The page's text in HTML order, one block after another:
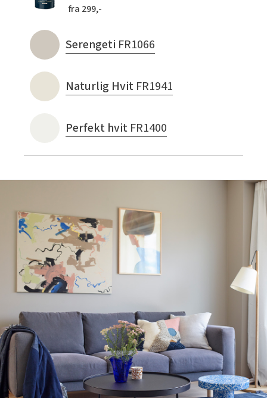
fra 299,-
Serengeti FR1066
Naturlig Hvit FR1941
Perfekt hvit FR1400